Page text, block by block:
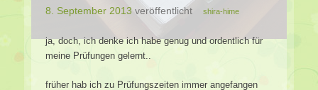
8. September 2013 veröffentlicht shira-hime
ja, doch, ich denke ich habe genug und ordentlich für
meine Prüfungen gelernt..
früher hab ich zu Prüfungszeiten immer angefangen